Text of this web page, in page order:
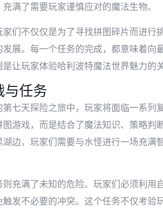
满了需要玩家谨慎应对的魔法生物。
们不仅仅是为了寻找拼图碎片而进行
展。每一个任务的完成，都意味着向
让玩家体验哈利波特魔法世界魅力的关
与任务
七天探险之旅中，玩家将面临一系列
游戏，而是结合了魔法知识、策略判
边，玩家们需要与水怪进行一场充满
充满了未知的危险。玩家们必须利用
发不必要的冲突。这个任务不仅考验